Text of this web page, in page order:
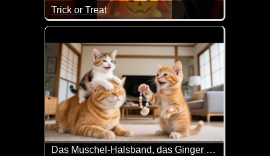
Trick or Treat
Dieser niedlichen Halloween-Katze könnte wohl
Das Muschel-Halsband, das Ginger und MooMoo sorgfältig für MamaCat gemacht haben